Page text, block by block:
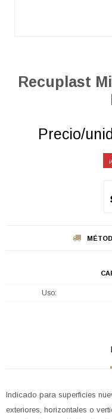
Recuplast
Precio/
Uso
Indicado para superficies
exteriores, horizontales o